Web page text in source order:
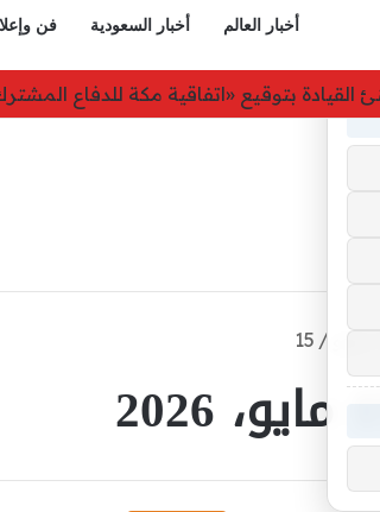
أخبار العالم أخبار السعودية فن
المراقبة كشفت اللص: فأر يسطو على مجوهرات بـ12
مايو /
15